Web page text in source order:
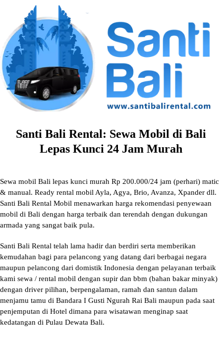
content
Santi Bali Rental: Sewa Mobil di Bali
Lepas Kunci 24 Jam Murah
Sewa mobil Bali lepas kunci murah Rp 200.000/24 jam (perhari) matic
& manual. Ready rental mobil Ayla, Agya, Brio, Avanza, Xpander dll.
Santi Bali Rental Mobil menawarkan harga rekomendasi penyewaan
mobil di Bali dengan harga terbaik dan terendah dengan dukungan
armada yang sangat baik pula.
Santi Bali Rental telah lama hadir dan berdiri serta memberikan
kemudahan bagi para pelancong yang datang dari berbagai negara
maupun pelancong dari domistik Indonesia dengan pelayanan terbaik
kami sewa / rental mobil dengan supir dan bbm (bahan bakar minyak)
dengan driver pilihan, berpengalaman, ramah dan santun dalam
menjamu tamu di Bandara I Gusti Ngurah Rai Bali maupun pada saat
penjemputan di Hotel dimana para wisatawan menginap saat
kedatangan di Pulau Dewata Bali.